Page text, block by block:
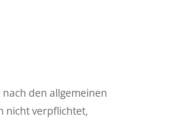
den allgemeinen
nicht verpflichtet,